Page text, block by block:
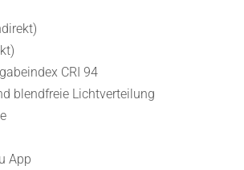
CRI 94
blendfreie Lichtverteilung
App